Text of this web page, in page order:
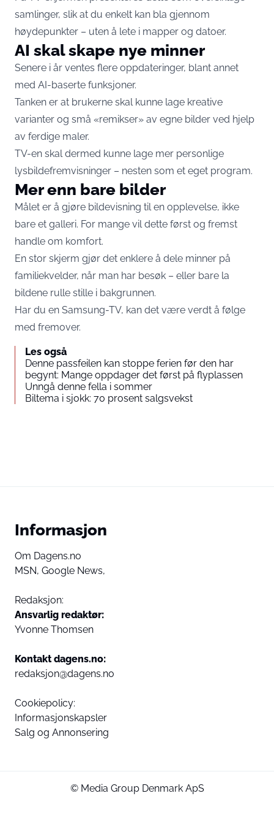
samlinger, slik at du enkelt kan bla gjennom
høydepunkter – uten å lete i mapper og datoer.
AI skal skape nye minner
Senere i år ventes flere oppdateringer, blant annet
med AI-baserte funksjoner.
Tanken er at brukerne skal kunne lage kreative
varianter og små «remikser» av egne bilder ved hjelp
av ferdige maler.
TV-en skal dermed kunne lage mer personlige
lysbildefremvisninger – nesten som et eget program.
Mer enn bare bilder
Målet er å gjøre bildevisning til en opplevelse, ikke
bare et galleri. For mange vil dette først og fremst
handle om komfort.
En stor skjerm gjør det enklere å dele minner på
familiekvelder, når man har besøk – eller bare la
bildene rulle stille i bakgrunnen.
Har du en Samsung-TV, kan det være verdt å følge
med fremover.
Les også
Denne passfeilen kan stoppe ferien før den har
begynt: Mange oppdager det først på flyplassen
Unngå denne fella i sommer
Biltema i sjokk: 70 prosent salgsvekst
Informasjon
Om Dagens.no
MSN, Google News,
Redaksjon:
Ansvarlig redaktør:
Yvonne Thomsen
Kontakt dagens.no:
redaksjon@dagens.no
Cookiepolicy:
Informasjonskapsler
Salg og Annonsering
© Media Group Denmark ApS